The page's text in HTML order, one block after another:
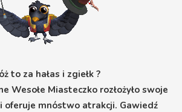
to za hałas i zgiełk ?
Wesołe Miasteczko rozłożyło swoje
oferuje mnóstwo atrakcji. Gawiedź